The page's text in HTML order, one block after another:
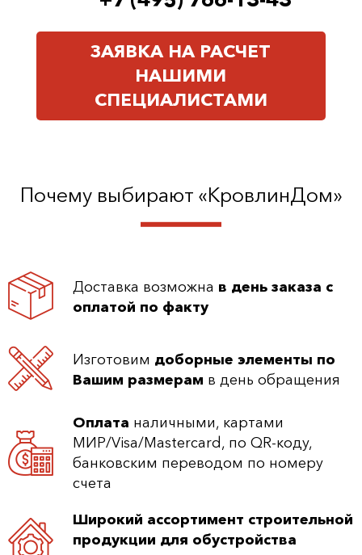
ЗАЯВКА НА РАСЧЕТ
НАШИМИ
СПЕЦИАЛИСТАМИ
Почему выбирают «КровлинДом»
Доставка возможна в день заказа с
оплатой по факту
Изготовим доборные элементы по
Вашим размерам в день обращения
Оплата наличными, картами
МИР/Visa/Mastercard, по QR-коду,
банковским переводом по номеру
счета
Широкий ассортимент строительной
продукции для обустройства